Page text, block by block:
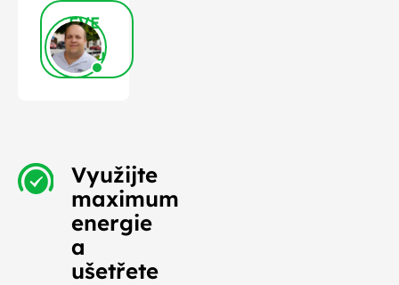
FVE
na
míru
Využijte
maximum
energie
a
ušetřete